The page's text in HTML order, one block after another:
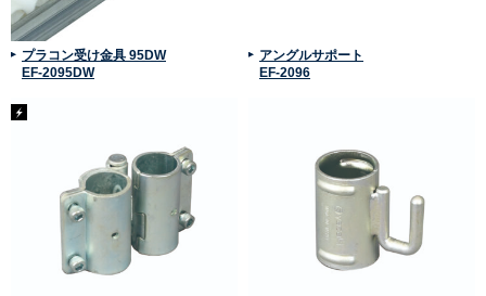
プラコン受け金具 95DW
EF-2095DW
アングルサポート
EF-2096